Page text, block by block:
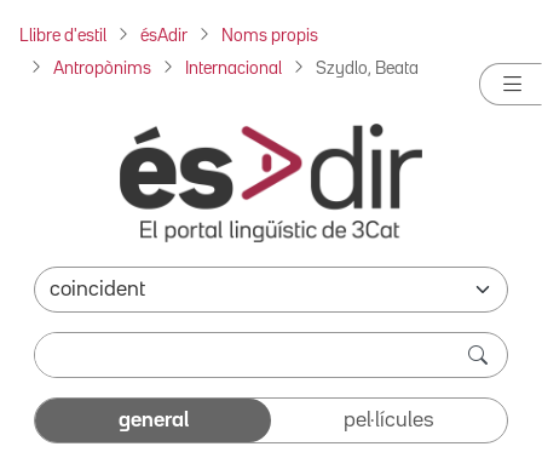
Llibre d'estil ésAdir Noms propis
Antropònims Internacional Szydlo, Beata
general pel·lícules